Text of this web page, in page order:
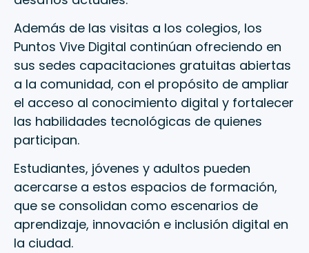
Además de las visitas a los colegios, los
Puntos Vive Digital continúan ofreciendo en
sus sedes capacitaciones gratuitas abiertas
a la comunidad, con el propósito de ampliar
el acceso al conocimiento digital y fortalecer
las habilidades tecnológicas de quienes
participan.
Estudiantes, jóvenes y adultos pueden
acercarse a estos espacios de formación,
que se consolidan como escenarios de
aprendizaje, innovación e inclusión digital en
la ciudad.